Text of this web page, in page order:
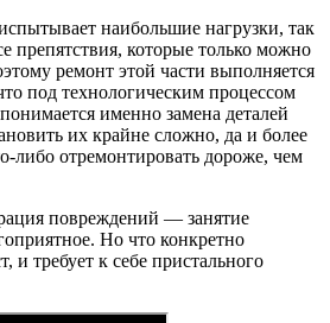
наибольшие нагрузки, так
препятствия, которые только можно
ремонт этой части выполняется
под технологическим процессом
именно замена деталей
их крайне сложно, да и более
либо отремонтировать дороже, чем
повреждений — занятие
Но что конкретно
и требует к себе пристального